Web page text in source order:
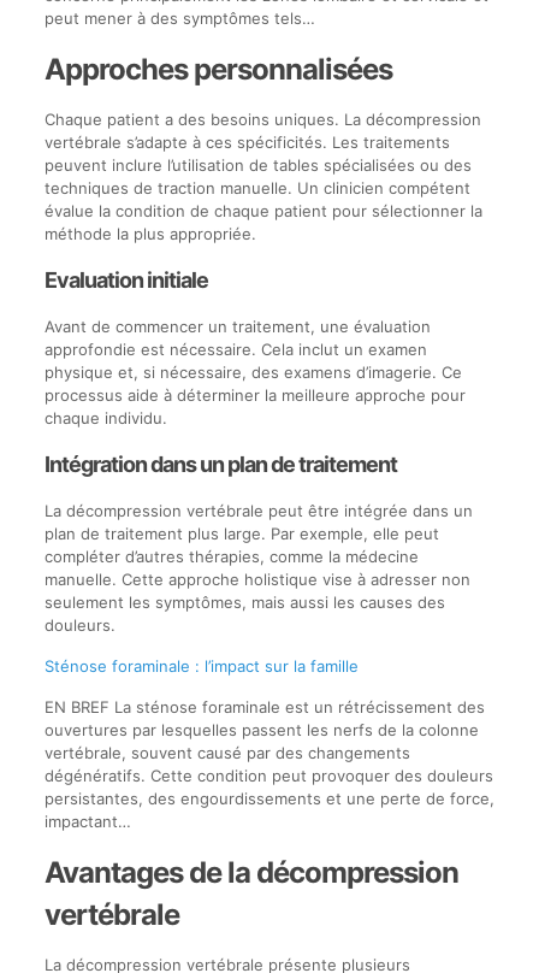
peut mener à des symptômes tels…
Approches personnalisées
Chaque patient a des besoins uniques. La décompression
vertébrale s’adapte à ces spécificités. Les traitements
peuvent inclure l’utilisation de tables spécialisées ou des
techniques de traction manuelle. Un clinicien compétent
évalue la condition de chaque patient pour sélectionner la
méthode la plus appropriée.
Evaluation initiale
Avant de commencer un traitement, une évaluation
approfondie est nécessaire. Cela inclut un examen
physique et, si nécessaire, des examens d’imagerie. Ce
processus aide à déterminer la meilleure approche pour
chaque individu.
Intégration dans un plan de traitement
La décompression vertébrale peut être intégrée dans un
plan de traitement plus large. Par exemple, elle peut
compléter d’autres thérapies, comme la médecine
manuelle. Cette approche holistique vise à adresser non
seulement les symptômes, mais aussi les causes des
douleurs.
Sténose foraminale : l’impact sur la famille
EN BREF La sténose foraminale est un rétrécissement des
ouvertures par lesquelles passent les nerfs de la colonne
vertébrale, souvent causé par des changements
dégénératifs. Cette condition peut provoquer des douleurs
persistantes, des engourdissements et une perte de force,
impactant…
Avantages de la décompression
vertébrale
La décompression vertébrale présente plusieurs